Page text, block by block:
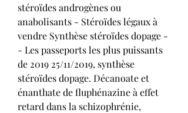
stéroïdes androgènes ou
anabolisants - Stéroïdes légaux à
vendre Synthèse stéroïdes dopage -
- Les passeports les plus puissants
de 2019 25/11/2019, synthèse
stéroïdes dopage. Décanoate et
énanthate de fluphénazine à effet
retard dans la schizophrénie,